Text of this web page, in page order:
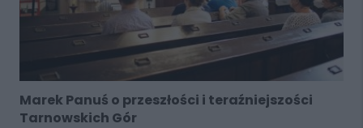
Marek Panuś o przeszłości i teraźniejszości
Tarnowskich Gór